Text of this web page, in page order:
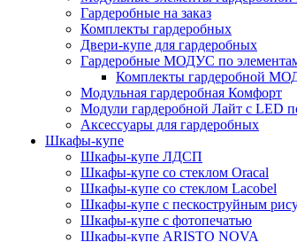
Гардеробные на заказ
Комплекты гардеробных
Двери-купе для гардеробных
Гардеробные МОДУС по
Комплекты гардеробной
Модульная гардеробная Комфорт
Модули гардеробной Лайт с LED
Аксессуары для гардеробных
Шкафы-купе
Шкафы-купе ЛДСП
Шкафы-купе со стеклом Oracal
Шкафы-купе со стеклом Lacobel
Шкафы-купе с пескоструйным
Шкафы-купе с фотопечатью
Шкафы-купе ARISTO NOVA